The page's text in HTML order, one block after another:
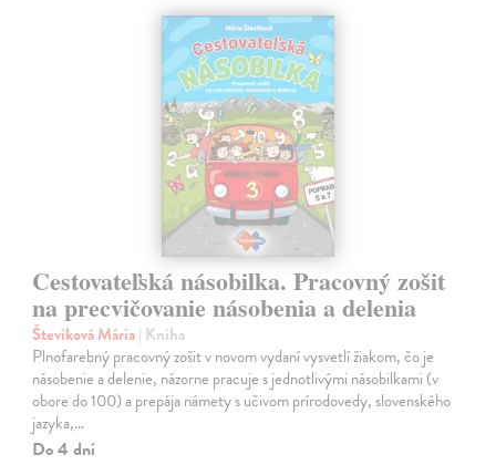
Cestovateľská násobilka. Pracovný zošit
na precvičovanie násobenia a delenia
Števíková Mária| Kniha
Plnofarebný pracovný zošit v novom vydaní vysvetlí žiakom, čo je
násobenie a delenie, názorne pracuje s jednotlivými násobilkami (v
obore do 100) a prepája námety s učivom prírodovedy, slovenského
jazyka,…
Do 4 dní